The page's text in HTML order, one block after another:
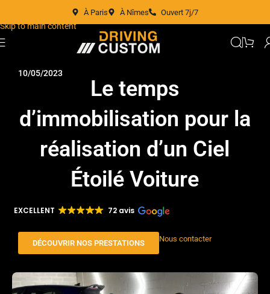
Skip to main content
À Paris À Nîmes Ouvert 7j/7
10/05/2023
Le temps
d’immobilisation pour la
réalisation d’un Ciel
Étoilé Voiture
EXCELLENT 72 avis
DÉCOUVRIR NOS PRESTATIONS Nous contacter